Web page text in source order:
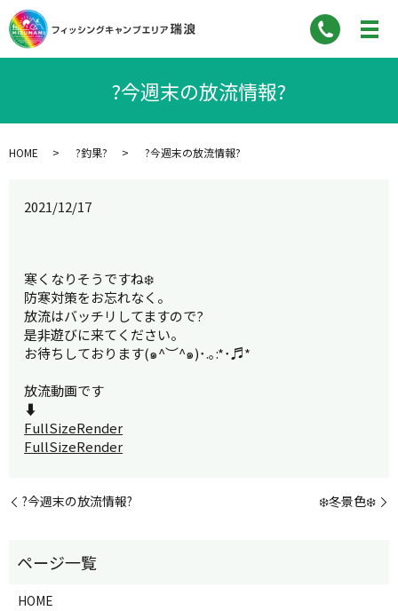
?今週末の放流情報?
HOME ?釣果? ?今週末の放流情報?
2021/12/17
寒くなりそうですね❄️
防寒対策をお忘れなく。
放流はバッチリしてますので?
是非遊びに来てください。
お待ちしております(๑^︶^๑)･.｡:*･♬*
放流動画です
⬇️
FullSizeRender
FullSizeRender
?今週末の放流情報? ❄️冬景色❄️
HOME